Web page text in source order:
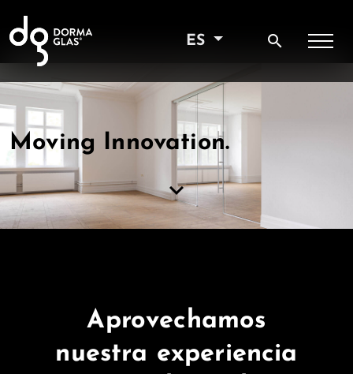
ES search
Moving Innovation.
keyboard_arrow_down
Aprovechamos
nuestra experiencia